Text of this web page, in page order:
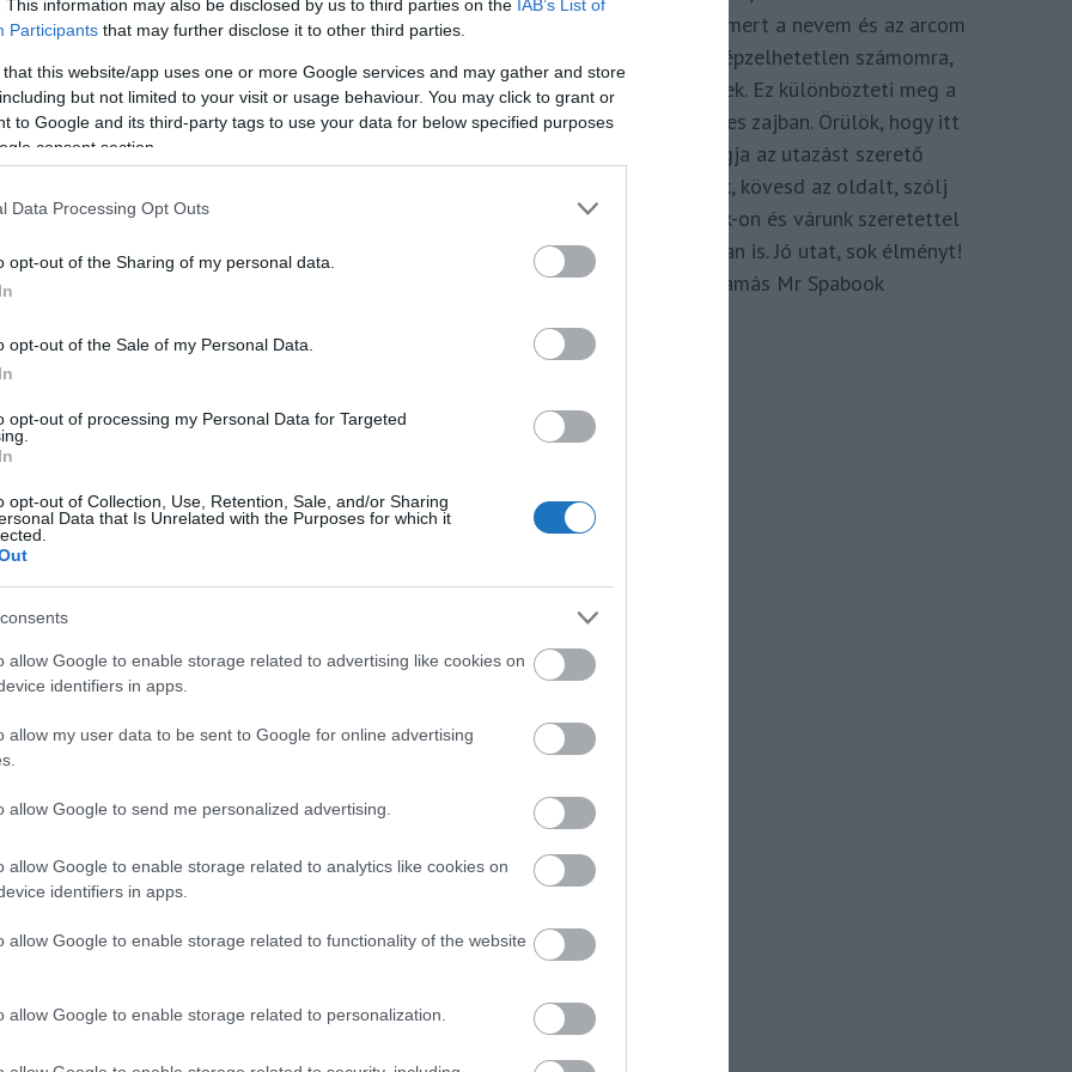
This information may also be disclosed by us to third parties on the IAB’s List of
Participants that may further disclose it to other third parties.
that this website/app uses one or more Google services and may gather and store
but not limited to your visit or usage behaviour. You may click to grant or
to Google and its third-party tags to use your data for below specified purposes
consent section.
Data Processing Opt Outs
opt-out of the Sharing of my personal data.
opt-out of the Sale of my Personal Data.
opt-out of processing my Personal Data for Targeted
opt-out of Collection, Use, Retention, Sale, and/or Sharing
Data that Is Unrelated with the Purposes for which it
allow Google to enable storage related to advertising like cookies on
identifiers in apps.
allow my user data to be sent to Google for online advertising
allow Google to send me personalized advertising.
allow Google to enable storage related to analytics like cookies on
identifiers in apps.
allow Google to enable storage related to functionality of the website
allow Google to enable storage related to personalization.
HOZOTT A WIZZ AIR
Kassay Tamás
aTel-avivi és ammani járatok múlt
és szíriai légteret és kerülővel közlekedik. –
TOVÁBB
megkomponálva, mert a nevem és az arcom
adom hozzá. Elképzelhetetlen számomra,
hogy ne így tegyek. Ez különbözteti meg a
Spabook-ot a netes zajban. Örülök, hogy itt
vagy, légy tagja az utazást szerető
Közösségünknek, kövesd az oldalt, szólj
hozzá a Facebook-on és várunk szeretettel
zárt csoportunkban is. Jó utat, sok élményt!
Kassay Tamás Mr Spabook